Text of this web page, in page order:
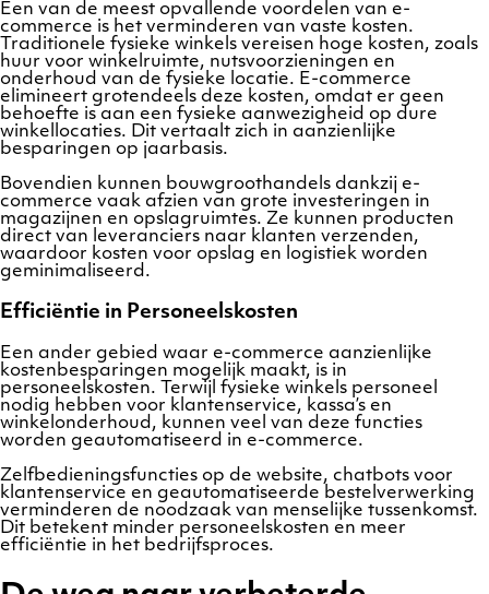
Een van de meest opvallende voordelen van e-
commerce is het verminderen van vaste kosten.
Traditionele fysieke winkels vereisen hoge kosten, zoals
huur voor winkelruimte, nutsvoorzieningen en
onderhoud van de fysieke locatie. E-commerce
elimineert grotendeels deze kosten, omdat er geen
behoefte is aan een fysieke aanwezigheid op dure
winkellocaties. Dit vertaalt zich in aanzienlijke
besparingen op jaarbasis.
Bovendien kunnen bouwgroothandels dankzij e-
commerce vaak afzien van grote investeringen in
magazijnen en opslagruimtes. Ze kunnen producten
direct van leveranciers naar klanten verzenden,
waardoor kosten voor opslag en logistiek worden
geminimaliseerd.
Efficiëntie in Personeelskosten
Een ander gebied waar e-commerce aanzienlijke
kostenbesparingen mogelijk maakt, is in
personeelskosten. Terwijl fysieke winkels personeel
nodig hebben voor klantenservice, kassa’s en
winkelonderhoud, kunnen veel van deze functies
worden geautomatiseerd in e-commerce.
Zelfbedieningsfuncties op de website, chatbots voor
klantenservice en geautomatiseerde bestelverwerking
verminderen de noodzaak van menselijke tussenkomst.
Dit betekent minder personeelskosten en meer
efficiëntie in het bedrijfsproces.